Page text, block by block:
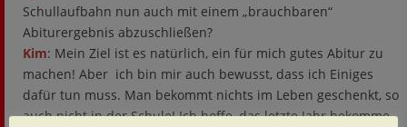
Schullaufbahn nun auch mit einem „brauchbaren“
Abiturergebnis abzuschließen?
Kim: Mein Ziel ist es natürlich, ein für mich gutes Abitur zu
machen! Aber ich bin mir auch bewusst, dass ich Einiges
dafür tun muss. Man bekommt nichts im Leben geschenkt, so
auch nicht in der Schule! Ich hoffe, das letzte Jahr bekomme